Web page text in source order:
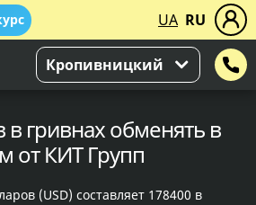
UA RU
Кропивницкий
в гривнах обменять в
от КИТ Групп
(USD) составляет 178400 в